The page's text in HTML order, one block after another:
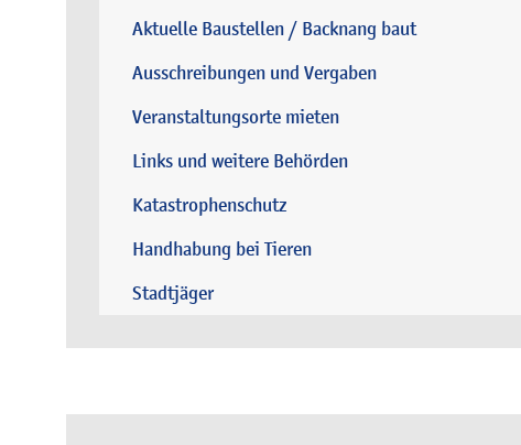
Aktuelle Baustellen / Backnang baut
Ausschreibungen und Vergaben
Veranstaltungsorte mieten
Links und weitere Behörden
Katastrophenschutz
Handhabung bei Tieren
Stadtjäger